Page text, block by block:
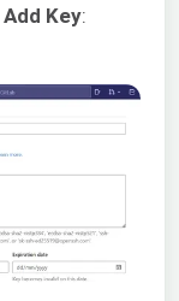
Add Key: